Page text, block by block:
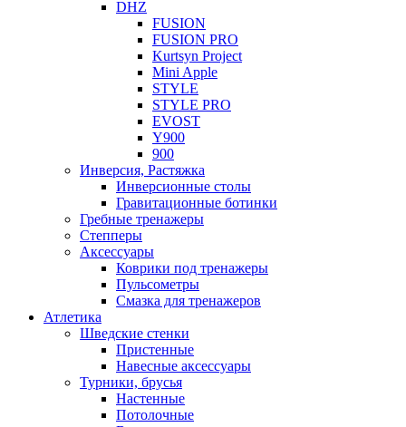
DHZ
FUSION
FUSION PRO
Kurtsyn Project
Mini Apple
STYLE
STYLE PRO
EVOST
Y900
900
Инверсия, Растяжка
Инверсионные столы
Гравитационные ботинки
Гребные тренажеры
Степперы
Аксессуары
Коврики под тренажеры
Пульсометры
Смазка для тренажеров
Атлетика
Шведские стенки
Пристенные
Навесные аксессуары
Турники, брусья
Настенные
Потолочные